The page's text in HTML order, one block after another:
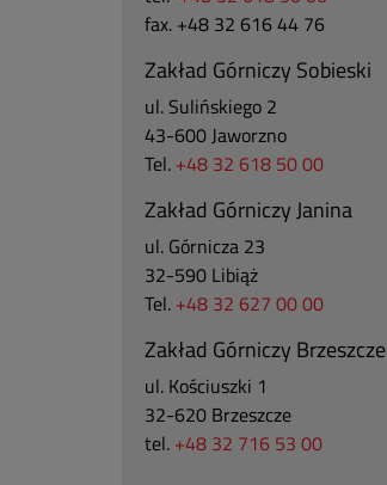
fax. +48 32 616 44 76
Zakład Górniczy Sobieski
ul. Sulińskiego 2
43-600 Jaworzno
Tel. +48 32 618 50 00
Zakład Górniczy Janina
ul. Górnicza 23
32-590 Libiąż
Tel. +48 32 627 00 00
Zakład Górniczy Brzeszcze
ul. Kościuszki 1
32-620 Brzeszcze
tel. +48 32 716 53 00